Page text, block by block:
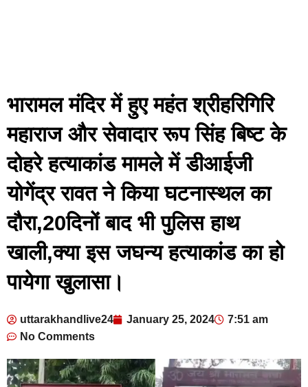
भारामल मंदिर में हुए महंत श्रीहरिगिरि
महाराज और सेवादार रूप सिंह बिष्ट के
दोहरे हत्याकांड मामले में डीआईजी
योगेंद्र रावत ने किया घटनास्थल का
दौरा,20दिनों बाद भी पुलिस हाथ
खाली,क्या इस जघन्य हत्याकांड का हो
पायेगा खुलासा।
uttarakhandlive24 January 25, 2024
7:51 am
No Comments